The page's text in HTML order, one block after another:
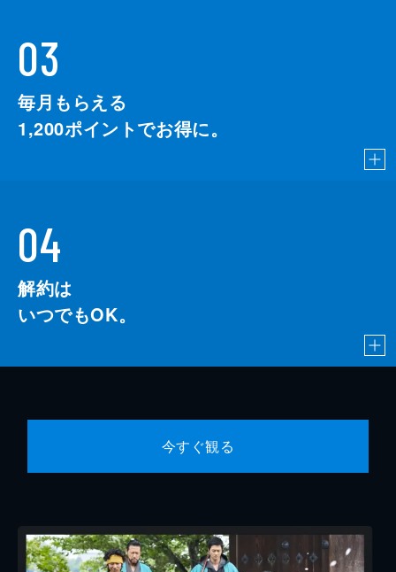
03
毎月もらえる
1,200ポイントでお得に。
04
解約は
いつでもOK。
今すぐ観る